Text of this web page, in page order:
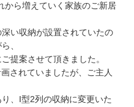
から増えていく家族のご新居
い収納が設置されていたの
、
提案させて頂きました。
されていましたが、ご主人
、I型2列の収納に変更いた